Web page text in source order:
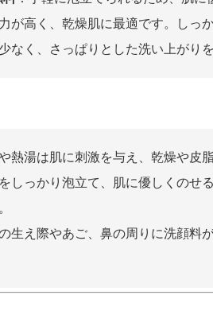
が高く、乾燥肌に最適です。しっ
なく、さっぱりとした洗い上がり
熱湯は肌に刺激を与え、乾燥や皮
しっかり泡立て、肌に優しくの
の生え際やあご、鼻の周りに洗顔料